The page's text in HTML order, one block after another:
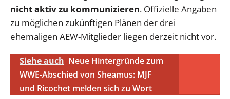
nicht aktiv zu kommunizieren. Offizielle Angaben
zu möglichen zukünftigen Plänen der drei
ehemaligen AEW-Mitglieder liegen derzeit nicht vor.
Siehe auch Neue Hintergründe zum
WWE-Abschied von Sheamus: MJF
und Ricochet melden sich zu Wort